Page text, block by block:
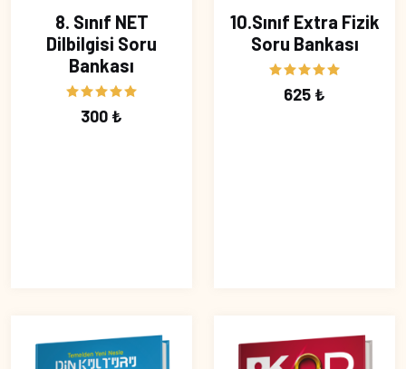
8. Sınıf NET
Dilbilgisi Soru
Bankası
300 ₺
10.Sınıf Extra Fizik
Soru Bankası
625 ₺